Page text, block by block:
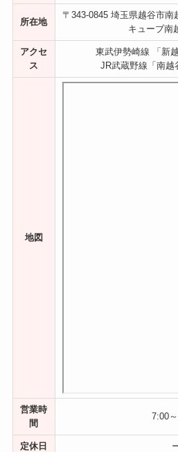
所在地
〒343-0845 埼玉県越谷市
キューブ南
アクセ
ス
東武伊勢崎線 「新
JR武蔵野線「南越
地図
営業時
間
7:00
定休日